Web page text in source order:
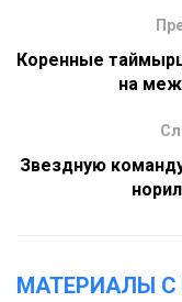
Коренные
на
Звездную
МАТЕРИАЛЫ С